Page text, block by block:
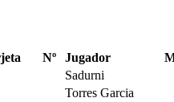
Nº Jugador
Sadurni
Torres Garcia